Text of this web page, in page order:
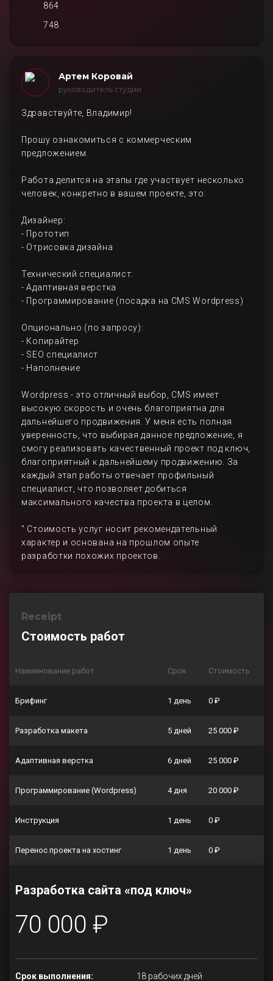
864
748
Артем Коровай
руководитель студии
Здравствуйте, Владимир!
Прошу ознакомиться с коммерческим
предложением.
Работа делится на этапы где участвует несколько
человек, конкретно в вашем проекте, это:
Дизайнер:
- Прототип
- Отрисовка дизайна
Технический специалист:
- Адаптивная верстка
- Программирование (посадка на CMS Wordpress)
Опционально (по запросу):
- Копирайтер
- SEO специалист
- Наполнение
Wordpress - это отличный выбор, CMS имеет
высокую скорость и очень благоприятна для
дальнейшего продвижения. У меня есть полная
уверенность, что выбирая данное предложение, я
смогу реализовать качественный проект под ключ,
благоприятный к дальнейшему продвижению. За
каждый этап работы отвечает профильный
специалист, что позволяет добиться
максимального качества проекта в целом.
" Стоимость услуг носит рекомендательный
характер и основана на прошлом опыте
разработки похожих проектов.
Receipt
Стоимость работ
Наименование работ Срок Стоимость
Брифинг 1 день 0 ₽
Разработка макета 5 дней 25 000 ₽
Адаптивная верстка 6 дней 25 000 ₽
Программирование (Wordpress) 4 дня 20 000 ₽
Инструкция 1 день 0 ₽
Перенос проекта на хостинг 1 день 0 ₽
Разработка сайта «под ключ»
70 000 ₽
Срок выполнения: 18 рабочих дней